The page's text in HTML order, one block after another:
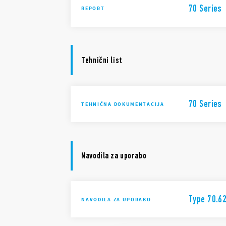
REPORT 70 Series
Tehnični list
TEHNIČNA DOKUMENTACIJA 70 Series
Navodila za uporabo
NAVODILA ZA UPORABO Type 70.62